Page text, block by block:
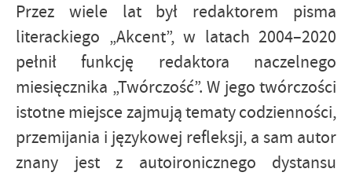
Przez wiele lat był redaktorem pisma
literackiego „Akcent”, w latach 2004–2020
pełnił funkcję redaktora naczelnego
miesięcznika „Twórczość”. W jego twórczości
istotne miejsce zajmują tematy codzienności,
przemijania i językowej refleksji, a sam autor
znany jest z autoironicznego dystansu